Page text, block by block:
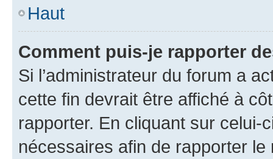
Haut
Comment puis-je rapporter
Si l’administrateur du forum a
cette fin devrait être affiché à
rapporter. En cliquant sur
nécessaires afin de rapporter le